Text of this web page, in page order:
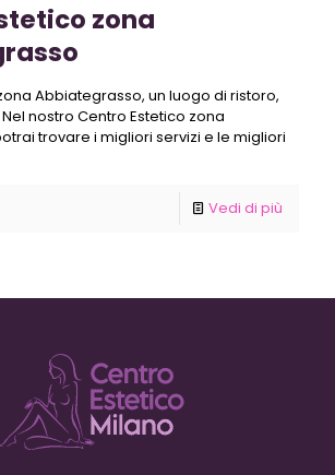
zona
Abbiategrasso, un luogo di ristoro,
nostro Centro Estetico zona
trovare i migliori servizi e le migliori
Vedi di più